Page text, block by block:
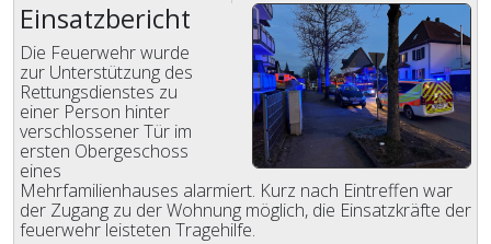
Einsatzbericht
Die Feuerwehr wurde
zur Unterstützung des
Rettungsdienstes zu
einer Person hinter
verschlossener Tür im
ersten Obergeschoss
eines
Mehrfamilienhauses alarmiert. Kurz nach Eintreffen war
der Zugang zu der Wohnung möglich, die Einsatzkräfte der
feuerwehr leisteten Tragehilfe.